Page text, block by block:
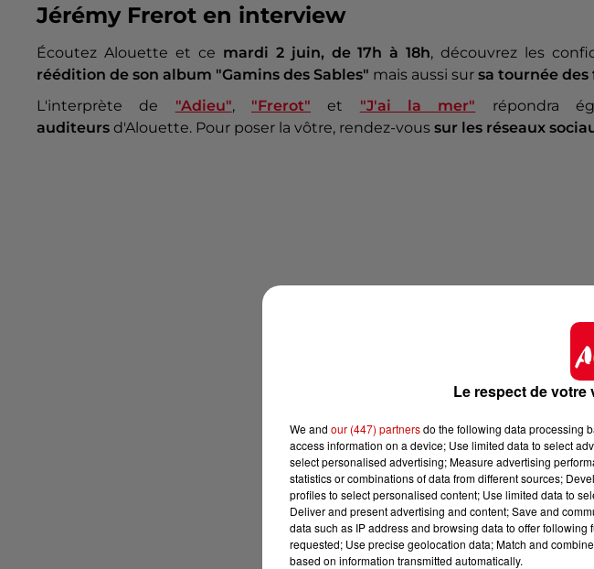
Jérémy Frerot en interview
Écoutez Alouette et ce mardi 2 juin, de 17h à 18h, découvrez les
réédition de son album "Gamins des Sables" mais aussi sur sa tournée des
L'interprète de "Adieu", "Frerot" et "J'ai la mer" répondra
auditeurs d'Alouette. Pour poser la vôtre, rendez-vous sur les réseaux
Le respect de votre
We and our (447) partnersdo the following data processing
access information on a device; Use limited data to select
select personalised advertising; Measure advertising
statistics or combinations of data from different sources;
profiles to select personalised content; Use limited data to
Deliver and present advertising and content; Save and
data such as IP address and browsing data to offer
requested; Use precise geolocation data; Match and
based on information transmitted automatically.